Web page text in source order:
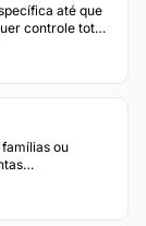
até que
controle total
ou